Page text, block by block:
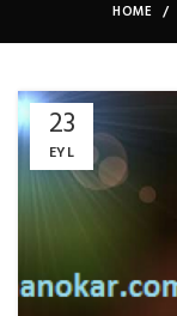
HOME
23
EYL